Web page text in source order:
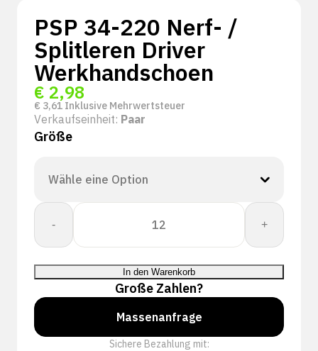
PSP 34-220 Nerf- /
Splitleren Driver
Werkhandschoen
€ 2,98
€ 3,61 Inklusive Mehrwertsteuer
Verkaufseinheit: Paar
Größe
-
PSP
220
/
Splitleren
Driver
Werkhandschoen
+
In den Warenkorb
Große Zahlen?
Massenanfrage
Sichere Bezahlung mit: